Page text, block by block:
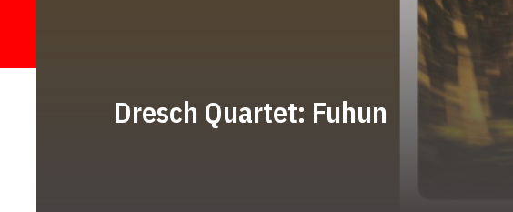
Dresch Quartet: Fuhun